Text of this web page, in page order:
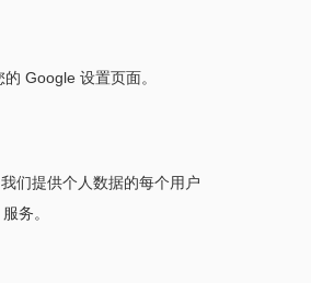
Google 设置页面。
们提供个人数据的每个用户
务。